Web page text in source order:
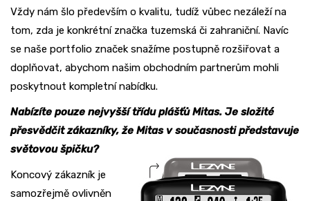
Vždy nám šlo především o kvalitu, tudíž vůbec nezáleží na
tom, zda je konkrétní značka tuzemská či zahraniční. Navíc
se naše portfolio značek snažíme postupně rozšiřovat a
doplňovat, abychom našim obchodním partnerům mohli
poskytnout kompletní nabídku.
Nabízíte pouze nejvyšší třídu plášťů Mitas. Je složité
přesvědčit zákazníky, že Mitas v současnostipředstavuje
světovou špičku?
Koncový zákazník je
samozřejmě ovlivněn